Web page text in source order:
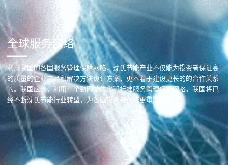
全球服务网络
利用我国的各国服务管理保障网咯，沈氏节能产业不仅能为投资者保证高
的质量的企业产品和解决方法设计方案，更本着于建设更长的的合作关系
的。我国应该，利用一个劲网站优化和标准服务管理保障网咯，我国将已
经不断沈氏节能行业转型，为各国投资者创作更重的價值。